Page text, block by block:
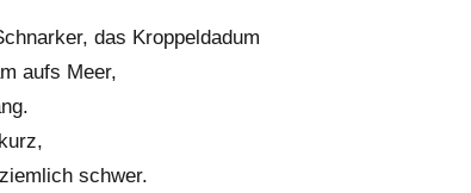
das Kroppeldadum
aufs Meer,
schwer.